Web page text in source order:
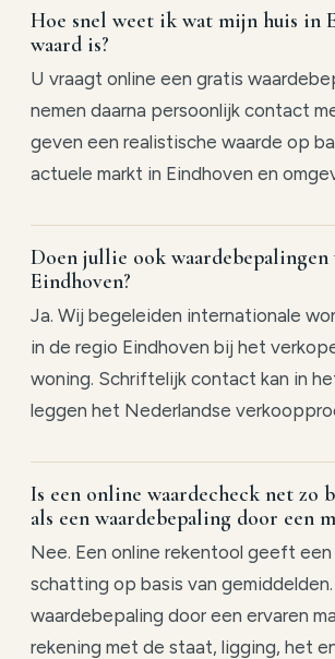
Hoe snel weet ik wat mijn huis in
waard is?
U vraagt online een gratis
nemen daarna persoonlijk contact
geven een realistische waarde op
actuele markt in Eindhoven en
Doen jullie ook
Eindhoven?
Ja. Wij begeleiden internationale
in de regio Eindhoven bij het
woning. Schriftelijk contact kan in
leggen het Nederlandse
Is een online waardecheck net zo
als een waardebepaling door een
Nee. Een online rekentool geeft een
schatting op basis van gemiddelden.
waardebepaling door een ervaren
rekening met de staat, ligging, het